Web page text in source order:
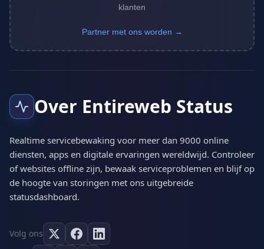
klanten
Partner met ons worden →
Over Entireweb Status
Realtime servicebewaking voor meer dan 9000 online
diensten, apps en digitale ervaringen wereldwijd. Controleer
of websites offline zijn, bewaak serviceproblemen en blijf op
de hoogte van storingen met ons uitgebreide
statusdashboard.
Volg ons